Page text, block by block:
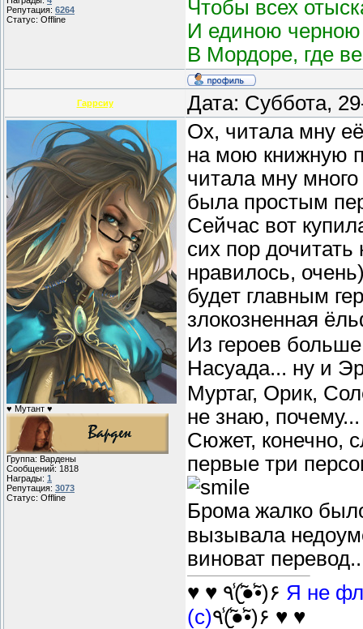
Репутация: 6264
Статус: Offline
Чтобы всех
И единою черною
В Мордоре, где
Гаррсиу Дата: Суббота,
♥ Мутант ♥
Группа: Вардены
Сообщений: 1818
Награды: 1
Репутация: 3073
Статус: Offline
Ох, читала мну
на мою книжную
читала мну
была простым
Сейчас вот
сих пор
нравилось,
будет главным
злокозненная
Из героев
Насуада... ну и
Муртаг, Орик,
не знаю, почему...
Сюжет, конечно,
первые три
Брома жалко
вызывала
виноват
♥ ♥ ٩(̾●̮̮̃̾•̃̾)۶ Я не
(с) ٩(̾●̮̮̃̾•̃̾)۶ ♥ ♥